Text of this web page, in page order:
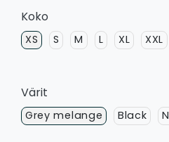
Koko
XS S M L XL XXL
Värit
Grey melange Black